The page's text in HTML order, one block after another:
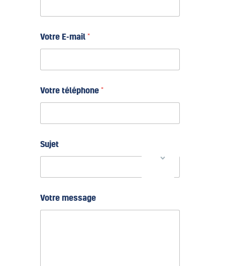
Votre E-mail*
u
j
t
V
o
t
e
Votre téléphone*
Sujet
Votre message